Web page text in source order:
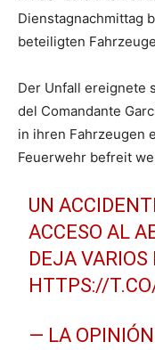
Dienstagnachmittag
beteiligten
Der Unfall ereignete
del Comandante
in ihren Fahrzeugen
Feuerwehr befreit
UN
ACCESO AL
DEJA VARIOS
HTTPS://
— LA